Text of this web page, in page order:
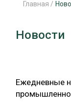
Главная /
Новости
Ежедневные